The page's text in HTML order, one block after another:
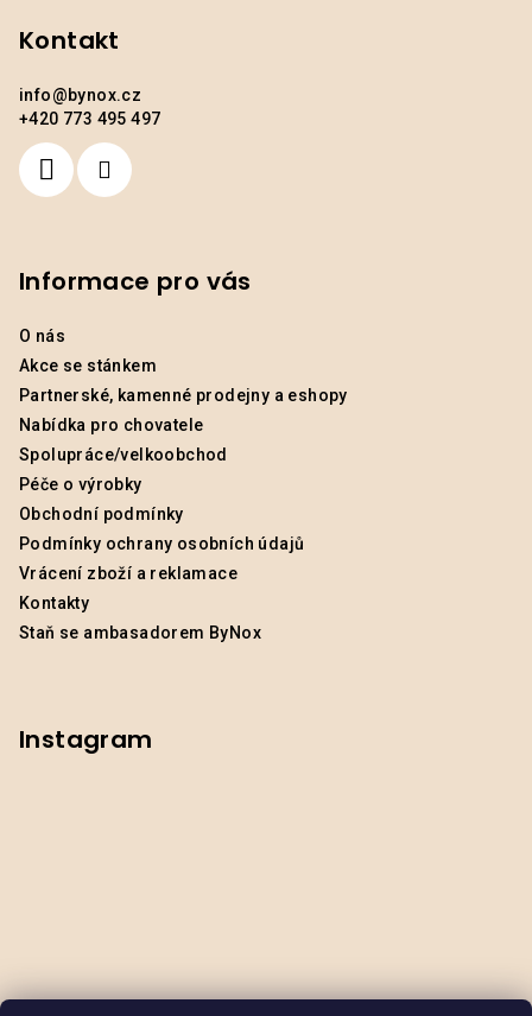
Kontakt
info@bynox.cz
+420 773 495 497
Informace pro vás
O nás
Akce se stánkem
Partnerské, kamenné prodejny a eshopy
Nabídka pro chovatele
Spolupráce/velkoobchod
Péče o výrobky
Obchodní podmínky
Podmínky ochrany osobních údajů
Vrácení zboží a reklamace
Kontakty
Staň se ambasadorem ByNox
Instagram